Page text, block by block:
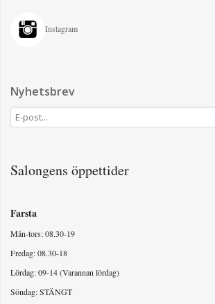
Instagram
Nyhetsbrev
Salongens öppettider
Farsta
Mån-tors: 08.30-19
Fredag: 08.30-18
Lördag: 09-14 (Varannan lördag)
Söndag: STÄNGT